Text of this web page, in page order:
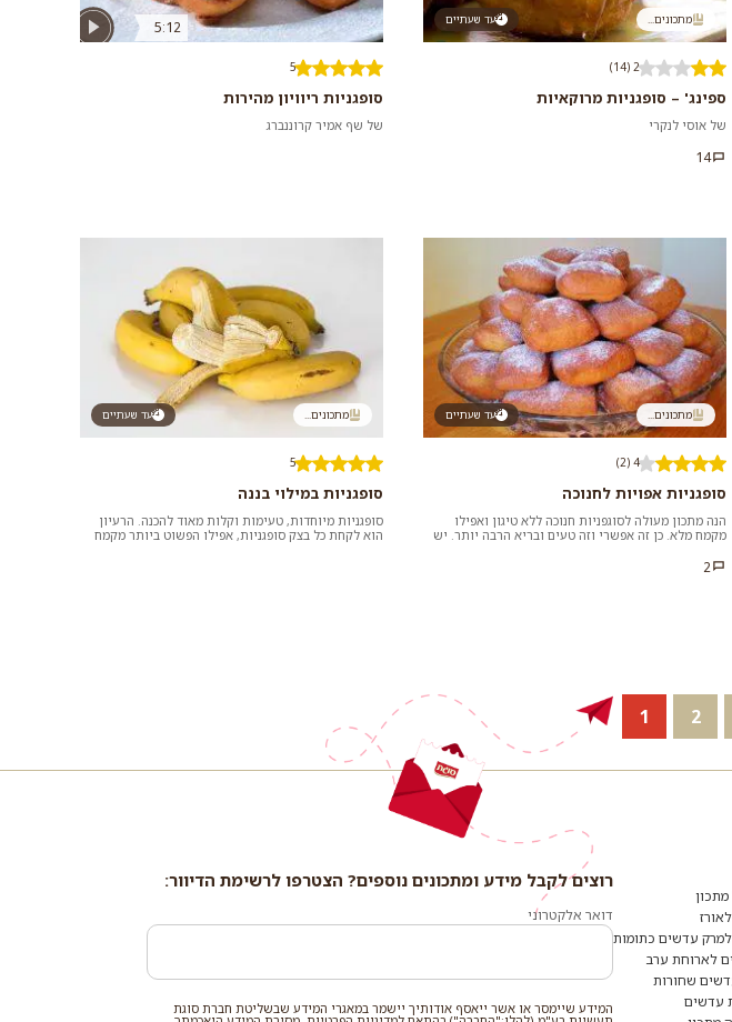
עד שעתיים מתכונים...
2 (14)
ספינג' – סופגניות מרוקאיות
של אוסי לנקרי
14
5:12
5
סופגניות ריוויון מהירות
של שף אמיר קרוננברג
עד שעתיים מתכונים...
4 (2)
סופגניות אפויות לחנוכה
הנה מתכון מעולה לסוגפניות חנוכה ללא טיגון ואפילו
מקמח מלא. כן זה אפשרי וזה טעים ובריא הרבה יותר. יש
2
עד שעתיים מתכונים...
5
סופגניות במילוי בננה
סופגניות מיוחדות, טעימות וקלות מאוד להכנה. הרעיון
הוא לקחת כל בצק סופגניות, אפילו הפשוט ביותר מקמח
1 2
מתכון
עדשים כתומות
לארוחת ערב
שחורות
עדשים
רוצים
מידע
ומתכונים
נוספים?
לרשימת
רוצים לקבל מידע ומתכונים נוספים? הצטרפו לרשימת הדיוור:
דואר אלקטרוני
המידע שיימסר או אשר ייאסף אודותיך יישמר במאגרי המידע שבשליטת חברת סוגת